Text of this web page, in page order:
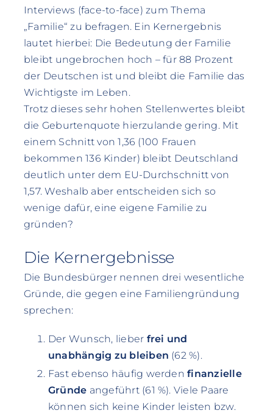
Interviews (face-to-face) zum Thema
„Familie“ zu befragen. Ein Kernergebnis
lautet hierbei: Die Bedeutung der Familie
bleibt ungebrochen hoch – für 88 Prozent
der Deutschen ist und bleibt die Familie das
Wichtigste im Leben.
Trotz dieses sehr hohen Stellenwertes bleibt
die Geburtenquote hierzulande gering. Mit
einem Schnitt von 1,36 (100 Frauen
bekommen 136 Kinder) bleibt Deutschland
deutlich unter dem EU-Durchschnitt von
1,57. Weshalb aber entscheiden sich so
wenige dafür, eine eigene Familie zu
gründen?
Die Kernergebnisse
Die Bundesbürger nennen drei wesentliche
Gründe, die gegen eine Familiengründung
sprechen:
Der Wunsch, lieber frei und
unabhängig zu bleiben (62 %).
Fast ebenso häufig werdenfinanzielle
Gründe angeführt (61 %). Viele Paare
können sich keine Kinder leisten bzw.